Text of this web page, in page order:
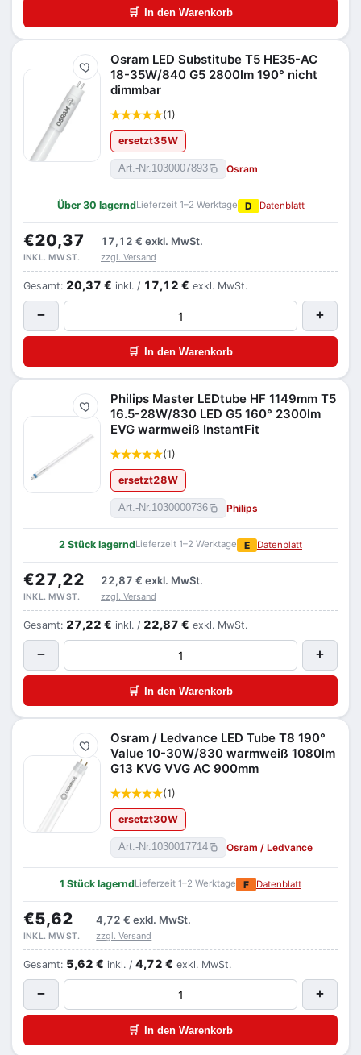
🛒 In den Warenkorb
Merken
Osram LED Substitube T5 HE35-AC
18-35W/840 G5 2800lm 190° nicht
dimmbar
(1)
ersetzt35W
Art.-Nr.1030007893 Osram
Über 30 lagerndLieferzeit 1–2 Werktage D Datenblatt
€20,37 17,12 € exkl. MwSt.
INKL. MWST. zzgl. Versand
Gesamt: 20,37 € inkl. / 17,12 € exkl. MwSt.
− +
🛒 In den Warenkorb
Merken
Philips Master LEDtube HF 1149mm T5
16.5-28W/830 LED G5 160° 2300lm
EVG warmweiß InstantFit
(1)
ersetzt28W
Art.-Nr.1030000736 Philips
2 Stück lagerndLieferzeit 1–2 Werktage E Datenblatt
€27,22 22,87 € exkl. MwSt.
INKL. MWST. zzgl. Versand
Gesamt: 27,22 € inkl. / 22,87 € exkl. MwSt.
− +
🛒 In den Warenkorb
Merken
Osram / Ledvance LED Tube T8 190°
Value 10-30W/830 warmweiß 1080lm
G13 KVG VVG AC 900mm
(1)
ersetzt30W
Art.-Nr.1030017714 Osram / Ledvance
1 Stück lagerndLieferzeit 1–2 Werktage F Datenblatt
€5,62 4,72 € exkl. MwSt.
INKL. MWST. zzgl. Versand
Gesamt: 5,62 € inkl. / 4,72 € exkl. MwSt.
− +
🛒 In den Warenkorb